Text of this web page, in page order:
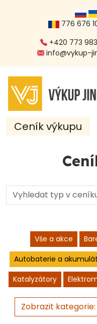
776 676
+420 773
info@vykup-
Ceník výkupu
Vše a akce
Autobaterie a
Katalyzátory